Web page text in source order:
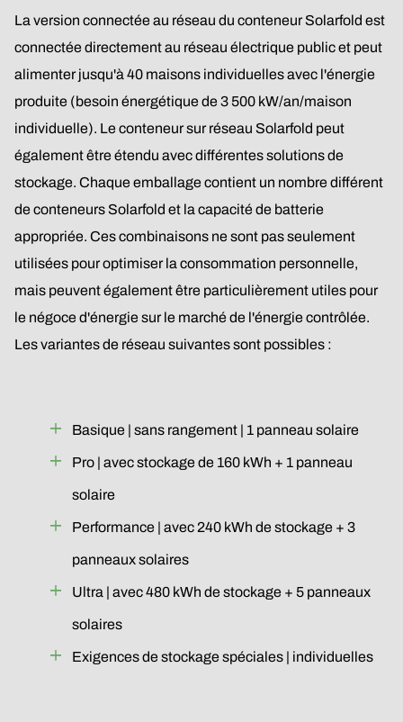
La version connectée au réseau du conteneur Solarfold est
connectée directement au réseau électrique public et peut
alimenter jusqu'à 40 maisons individuelles avec l'énergie
produite (besoin énergétique de 3 500 kW/an/maison
individuelle). Le conteneur sur réseau Solarfold peut
également être étendu avec différentes solutions de
stockage. Chaque emballage contient un nombre différent
de conteneurs Solarfold et la capacité de batterie
appropriée. Ces combinaisons ne sont pas seulement
utilisées pour optimiser la consommation personnelle,
mais peuvent également être particulièrement utiles pour
le négoce d'énergie sur le marché de l'énergie contrôlée.
Les variantes de réseau suivantes sont possibles :
Basique | sans rangement | 1 panneau solaire
Pro | avec stockage de 160 kWh + 1 panneau
solaire
Performance | avec 240 kWh de stockage + 3
panneaux solaires
Ultra | avec 480 kWh de stockage + 5 panneaux
solaires
Exigences de stockage spéciales | individuelles